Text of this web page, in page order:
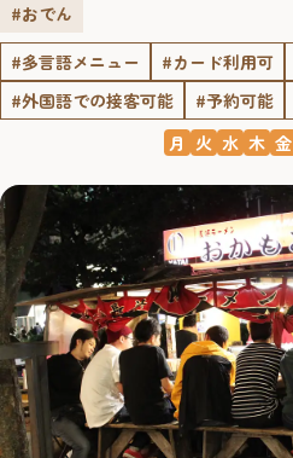
#おでん
#多言語メニュー
#カード利用可
#外国語での接客可能
#予約可能
月 火 水 木 金